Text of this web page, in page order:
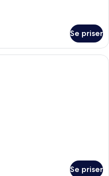
Se priser
Rom – executive | Allergitestet
Se priser